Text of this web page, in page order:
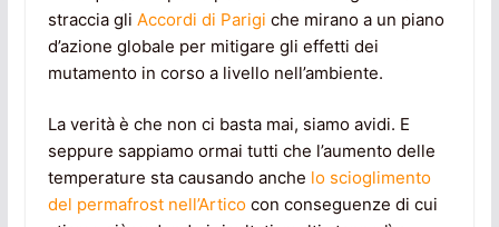
straccia gli Accordi di Parigi che mirano a un piano
d’azione globale per mitigare gli effetti dei
mutamento in corso a livello nell’ambiente.
La verità è che non ci basta mai, siamo avidi. E
seppure sappiamo ormai tutti che l’aumento delle
temperature sta causando anche lo scioglimento
del permafrost nell’Articocon conseguenze di cui